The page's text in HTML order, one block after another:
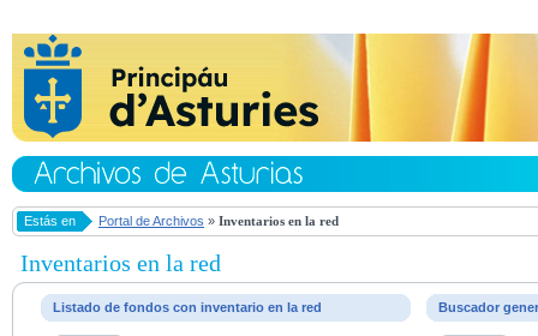
Estás en Portal de Archivos » Inventarios en la red
Inventarios en la red
Listado de fondos con inventario en la red Buscador